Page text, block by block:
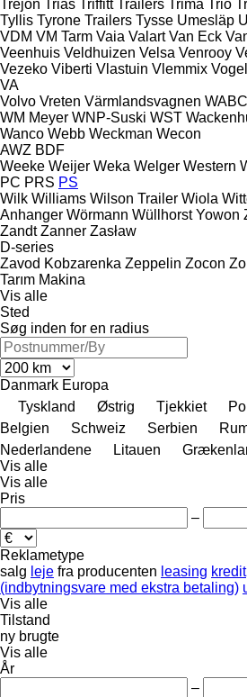
Trejon Trias Triffitt Trailers Trima Trio
Tyllis Tyrone Trailers Tysse Umesläp
VDM VM Tarm Vaia Valart Van Eck
Veenhuis Veldhuizen Velsa Venrooy
Vezeko Viberti Vlastuin Vlemmix
VA
Volvo Vreten Värmlandsvagnen
WM Meyer WNP-Suski WST
Wanco Webb Weckman Wecon
AWZ BDF
Weeke Weijer Weka Welger Western
PC PRS PS
Wilk Williams Wilson Trailer Wiola
Anhanger Wörmann Wüllhorst Yowon
Zandt Zanner Zasław
D-series
Zavod Kobzarenka Zeppelin Zocon
Tarım Makina
Vis alle
Sted
Søg inden for en radius
Danmark Europa
Tyskland
Østrig Tjekkiet
Belgien
Schweiz Serbien
Nederlandene
Litauen
Vis alle
Vis alle
Pris
–
Reklametype
salg leje fra producenten leasing kredit
(indbytningsvare med ekstra betaling)
Vis alle
Tilstand
ny brugte
Vis alle
År
–